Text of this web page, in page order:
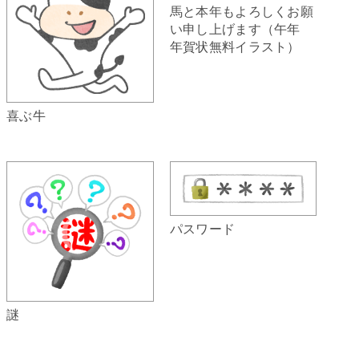
喜ぶ牛
馬と本年もよろしくお願
い申し上げます（午年
年賀状無料イラスト）
謎
パスワード